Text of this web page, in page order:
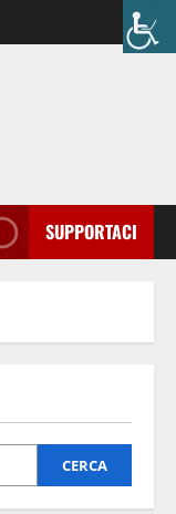
SUPPORTACI
CERCA